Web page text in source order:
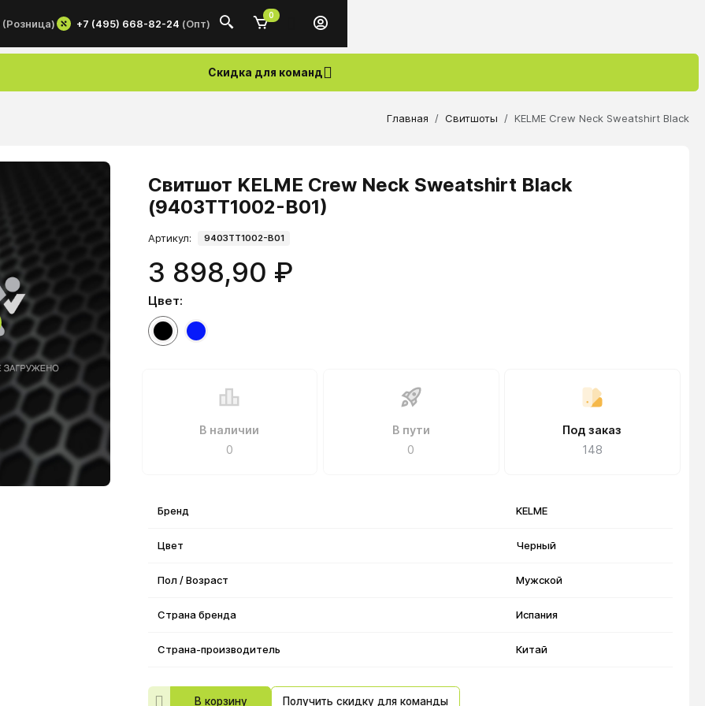
(Розница) +7 (495) 668-82-24 (Опт)
0
Скидка для команд
Главная Свитшоты KELME Crew Neck Sweatshirt Black
Свитшот KELME Crew Neck Sweatshirt Black
(9403TT1002-B01)
Артикул: 9403TT1002-B01
3 898,90 ₽
Цвет:
В наличии
0
В пути
0
Под заказ
148
Бренд KELME
Цвет Черный
Пол / Возраст Мужской
Страна бренда Испания
Страна-производитель Китай
В корзину Получить скидку для команды